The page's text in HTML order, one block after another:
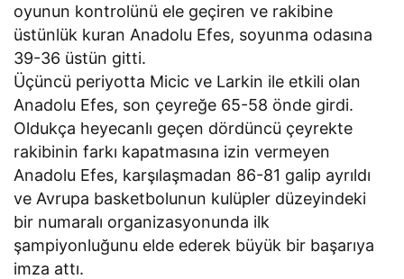
oyunun kontrolünü ele geçiren ve rakibine
üstünlük kuran Anadolu Efes, soyunma odasına
39-36 üstün gitti.
Üçüncü periyotta Micic ve Larkin ile etkili olan
Anadolu Efes, son çeyreğe 65-58 önde girdi.
Oldukça heyecanlı geçen dördüncü çeyrekte
rakibinin farkı kapatmasına izin vermeyen
Anadolu Efes, karşılaşmadan 86-81 galip ayrıldı
ve Avrupa basketbolunun kulüpler düzeyindeki
bir numaralı organizasyonunda ilk
şampiyonluğunu elde ederek büyük bir başarıya
imza attı.